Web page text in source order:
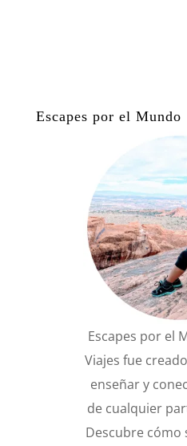
Escapes por el Mundo
Escapes por el
Viajes fue
enseñar y
de cualquier
Descubre cómo